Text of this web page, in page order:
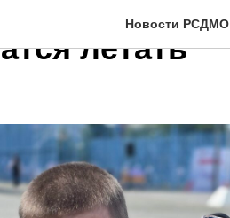
Новости РСДМО
летать